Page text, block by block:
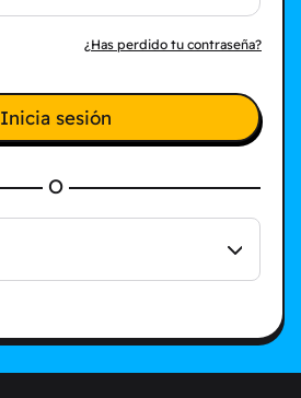
¿Has perdido tu contraseña?
Inicia sesión
O